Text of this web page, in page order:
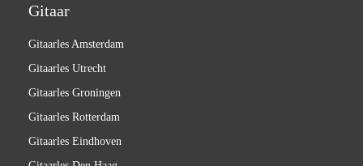
Gitaar
Gitaarles Amsterdam
Gitaarles Utrecht
Gitaarles Groningen
Gitaarles Rotterdam
Gitaarles Eindhoven